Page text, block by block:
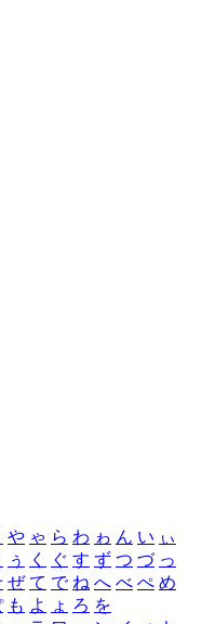
や ゃ ら わ ゎ ん い ぃ
ぅ く ぐ す ず つ づ っ
ぜ て で ね へ べ ぺ め
も よ ょ ろ を